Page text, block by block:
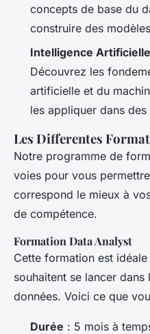
concepts de base du
construire des
Intelligence
Découvrez les
artificielle et du
les appliquer dans
Les Differentes
Notre programme de
voies pour vous
correspond le mieux à
de compétence.
Formation Data Analyst
Cette formation est
souhaitent se lancer
données. Voici ce que
Durée : 5 mois à